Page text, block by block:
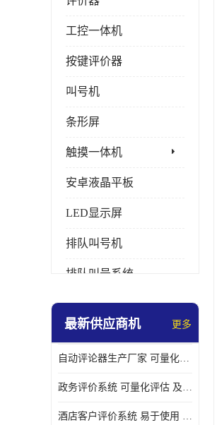
工控一体机
按键评价器
叫号机
条形屏
触摸一体机
安卓液晶平板
LED显示屏
排队叫号机
排队叫号系统
拼接屏
壁挂广告机
液晶广告机
最新供应商机 更多
自动评论器生产厂家 可量化评估 适用于多种应用场景
政务评价系统 可量化评估 及时提供反馈
酒店客户评价系统 易于使用 按键响应速度